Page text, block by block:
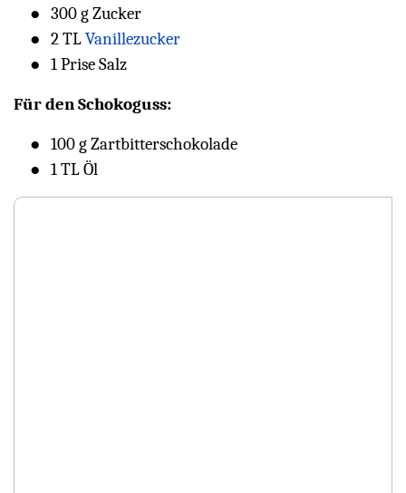
300 g Zucker
2 TLVanillezucker
1 Prise Salz
Für den Schokoguss:
100 g Zartbitterschokolade
1 TL Öl